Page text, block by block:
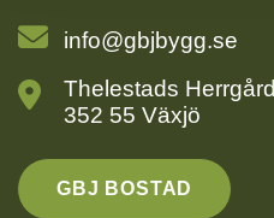
info@gbjbygg.se
Thelestads Herrgård
352 55 Växjö
GBJ BOSTAD